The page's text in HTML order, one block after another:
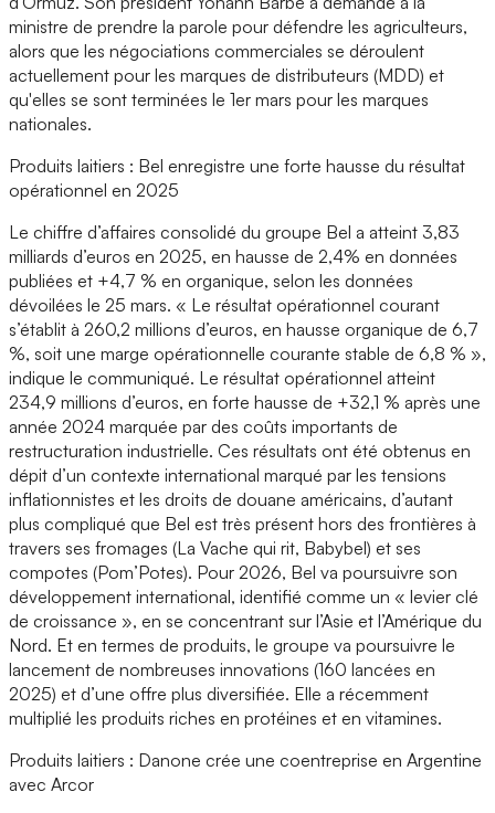
ministre de prendre la parole pour défendre les agriculteurs,
alors que les négociations commerciales se déroulent
actuellement pour les marques de distributeurs (MDD) et
qu'elles se sont terminées le 1er mars pour les marques
nationales.
Produits laitiers : Bel enregistre une forte hausse du résultat
opérationnel en 2025
Le chiffre d’affaires consolidé du groupe Bel a atteint 3,83
milliards d’euros en 2025, en hausse de 2,4% en données
publiées et +4,7 % en organique, selon les données
dévoilées le 25 mars. « Le résultat opérationnel courant
s’établit à 260,2 millions d’euros, en hausse organique de 6,7
%, soit une marge opérationnelle courante stable de 6,8 % »,
indique le communiqué. Le résultat opérationnel atteint
234,9 millions d’euros, en forte hausse de +32,1 % après une
année 2024 marquée par des coûts importants de
restructuration industrielle. Ces résultats ont été obtenus en
dépit d’un contexte international marqué par les tensions
inflationnistes et les droits de douane américains, d’autant
plus compliqué que Bel est très présent hors des frontières à
travers ses fromages (La Vache qui rit, Babybel) et ses
compotes (Pom’Potes). Pour 2026, Bel va poursuivre son
développement international, identifié comme un « levier clé
de croissance », en se concentrant sur l’Asie et l’Amérique du
Nord. Et en termes de produits, le groupe va poursuivre le
lancement de nombreuses innovations (160 lancées en
2025) et d’une offre plus diversifiée. Elle a récemment
multiplié les produits riches en protéines et en vitamines.
Produits laitiers : Danone crée une coentreprise en Argentine
avec Arcor